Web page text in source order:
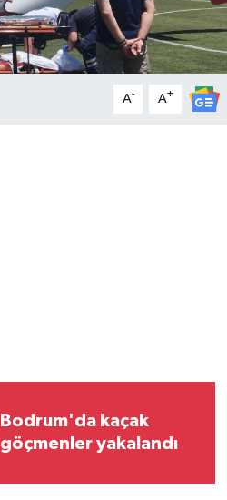
A- A+
Bodrum'da kaçak
göçmenler yakalandı